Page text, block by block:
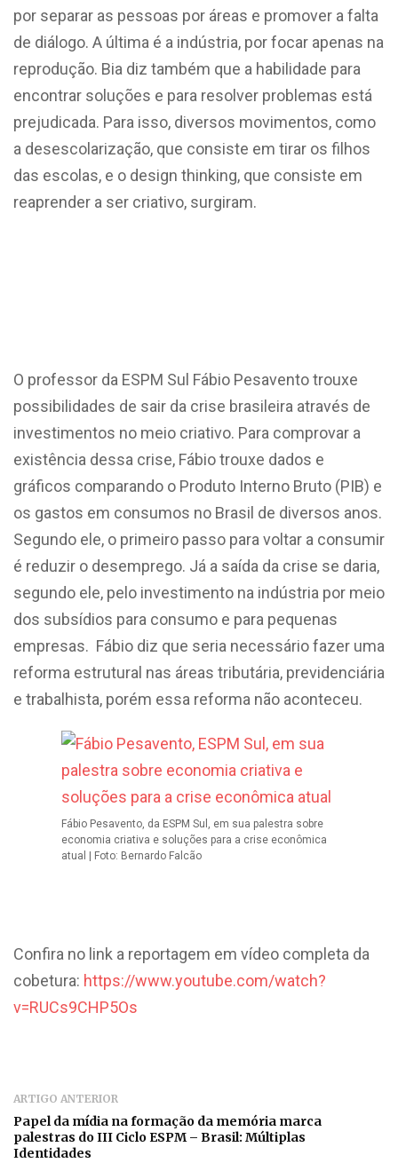
por separar as pessoas por áreas e promover a falta
de diálogo. A última é a indústria, por focar apenas na
reprodução. Bia diz também que a habilidade para
encontrar soluções e para resolver problemas está
prejudicada. Para isso, diversos movimentos, como
a desescolarização, que consiste em tirar os filhos
das escolas, e o design thinking, que consiste em
reaprender a ser criativo, surgiram.
O professor da ESPM Sul Fábio Pesavento trouxe
possibilidades de sair da crise brasileira através de
investimentos no meio criativo. Para comprovar a
existência dessa crise, Fábio trouxe dados e
gráficos comparando o Produto Interno Bruto (PIB) e
os gastos em consumos no Brasil de diversos anos.
Segundo ele, o primeiro passo para voltar a consumir
é reduzir o desemprego. Já a saída da crise se daria,
segundo ele, pelo investimento na indústria por meio
dos subsídios para consumo e para pequenas
empresas. Fábio diz que seria necessário fazer uma
reforma estrutural nas áreas tributária, previdenciária
e trabalhista, porém essa reforma não aconteceu.
Fábio Pesavento, da ESPM Sul, em sua palestra sobre
economia criativa e soluções para a crise econômica
atual | Foto: Bernardo Falcão
Confira no link a reportagem em vídeo completa da
cobetura: https://www.youtube.com/watch?
v=RUCs9CHP5Os
ARTIGO ANTERIOR
Papel da mídia na formação da memória marca
palestras do III Ciclo ESPM – Brasil: Múltiplas
Identidades